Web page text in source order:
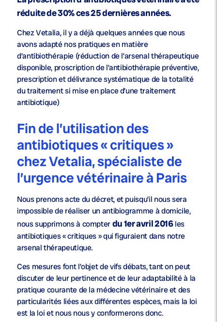
réduite de 30% ces 25 dernières années.
Chez Vetalia, il y a déjà quelques années que nous
avons adapté nos pratiques en matière
d’antibiothérapie (réduction de l’arsenal thérapeutique
disponible, proscription de l’antibiothérapie préventive,
prescription et délivrance systématique de la totalité
du traitement si mise en place d’une traitement
antibiotique)
Fin de l’utilisation des
antibiotiques « critiques »
chez Vetalia, spécialiste de
l’urgence vétérinaire à Paris
Nous prenons acte du décret, et puisqu’il nous sera
impossible de réaliser un antibiogramme à domicile,
nous supprimons à compterdu 1eravril 2016les
antibiotiques « critiques » qui figuraient dans notre
arsenal thérapeutique.
Ces mesures font l’objet de vifs débats, tant on peut
discuter de leur pertinence et de leur adaptabilité à la
pratique courante de la médecine vétérinaire et des
particularités liées aux différentes espèces, mais la loi
est la loi et nous nous y conformerons donc.